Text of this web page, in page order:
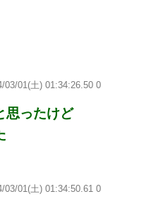
03/01(土) 01:34:26.50 0
思ったけど
03/01(土) 01:34:50.61 0